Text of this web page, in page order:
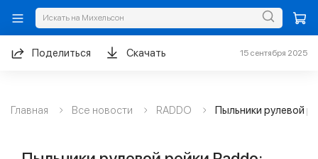
Главная Все новости RADDO Пыльники рулевой
Поделиться Скачать 15 сентября 2025